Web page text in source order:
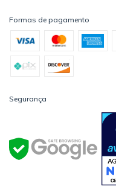
Formas de pagamento
Segurança